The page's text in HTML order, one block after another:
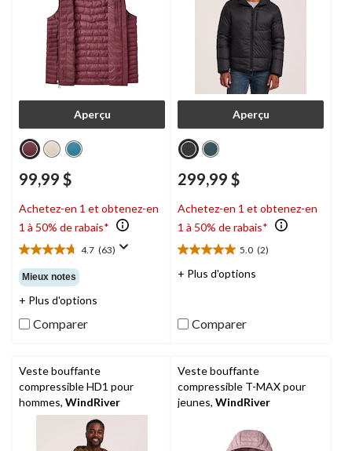
Aperçu
99,99 $
Achetez-en 1 et obtenez-en
1 à 50% de rabais*
4.7 (63)
4.7
étoile(s)
sur
5.
63
évaluations
Mieux notes
+ Plus d'options
Comparer
Aperçu
299,99 $
Achetez-en 1 et obtenez-en
1 à 50% de rabais*
5.0 (2)
5.0
étoile(s)
2
évaluations
+ Plus d'options
Comparer
Veste bouffante
compressible HD1 pour
hommes, WindRiver
Veste bouffante
compressible T-MAX pour
jeunes, WindRiver